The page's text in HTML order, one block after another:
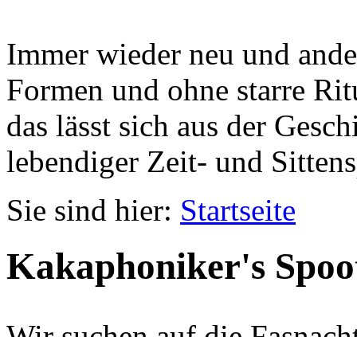
Immer wieder neu und
Formen und ohne starre
das lässt sich aus der
lebendiger Zeit- und
Sie sind hier: Startseite
Kakaphoniker's